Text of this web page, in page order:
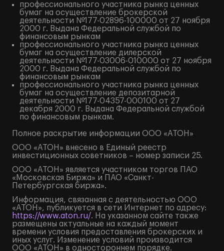
профессионального участника рынка ценных
бумаг на осуществление брокерской
деятельности №177-02896-100000 от 27 ноября
2000 г. Выдана Федеральной службой по
финансовым рынкам
профессионального участника рынка ценных
бумаг на осуществление дилерской
деятельности №177-03006-010000 от 27 ноября
2000 г. Выдана Федеральной службой по
финансовым рынкам
профессионального участника рынка ценных
бумаг на осуществление депозитарной
деятельности №177-04357-000100 от 27
декабря 2000 г. Выдана Федеральной службой
по финансовым рынкам.
Полное раскрытие информации ООО «АТОН»
ООО «АТОН» внесено в Единый реестр
инвестиционных советников – номер записи 25.
ООО «АТОН» является участником торгов ПАО
«Московская Биржа» и ПАО «Санкт-
Петербургская биржа».
Информация, связанная с деятельностью ООО
«АТОН», публикуется в сети Интернет по адресу:
https://www.aton.ru/. На указанном сайте также
размещены актуальные на каждый момент
времени условия предоставления брокерских и
иных услуг. Изменение условий производится
ООО «АТОН» в одностороннем порядке.